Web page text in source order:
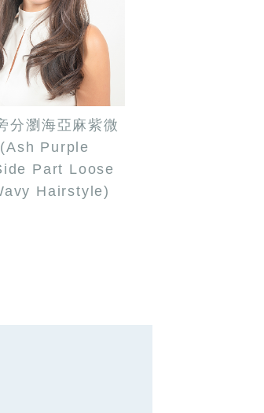
分瀏海亞麻紫微
Purple
Part Loose
Hairstyle)